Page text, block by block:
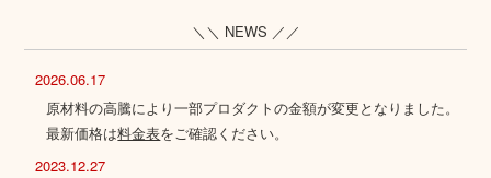
＼＼ NEWS ／／
2026.06.17
原材料の高騰により一部プロダクトの金額が変更となりました。
最新価格は料金表をご確認ください。
2023.12.27